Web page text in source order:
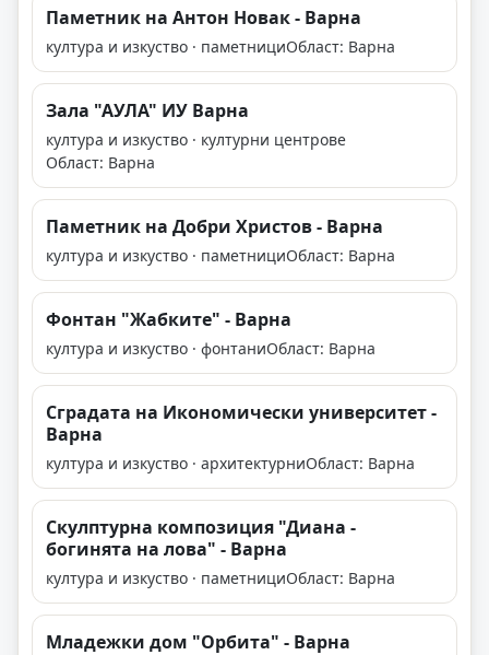
Паметник на Антон Новак - Варна
култура и изкуство · паметнициОбласт: Варна
Зала "АУЛА" ИУ Варна
култура и изкуство · културни центрове
Област: Варна
Паметник на Добри Христов - Варна
култура и изкуство · паметнициОбласт: Варна
Фонтан "Жабките" - Варна
култура и изкуство · фонтаниОбласт: Варна
Сградата на Икономически университет -
Варна
култура и изкуство · архитектурниОбласт: Варна
Скулптурна композиция "Диана -
богинята на лова" - Варна
култура и изкуство · паметнициОбласт: Варна
Младежки дом "Орбита" - Варна